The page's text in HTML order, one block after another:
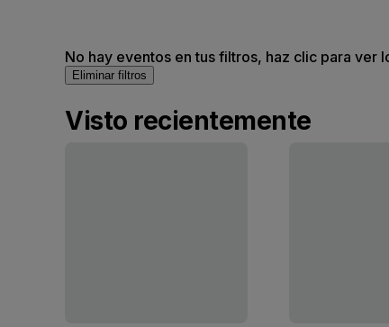
No hay eventos en tus filtros, haz clic para ver
Eliminar filtros
Visto recientemente